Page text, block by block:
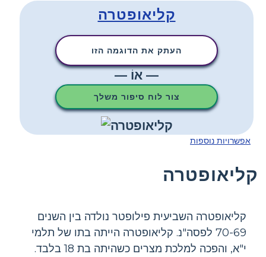
קליאופטרה
העתק את הדוגמה הזו
— אוֹ —
צור לוח סיפור משלך
אפשרויות נוספות
קליאופטרה
קליאופטרה השביעית פילופטר נולדה בין השנים
70-69 לפסה"נ. קליאופטרה הייתה בתו של תלמי
י"א, והפכה למלכת מצרים כשהיתה בת 18 בלבד.